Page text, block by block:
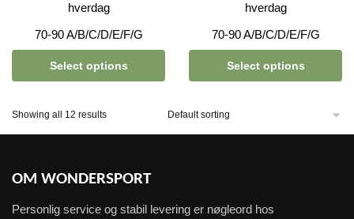
hverdag
70-90 A/B/C/D/E/F/G
Select options
hverdag
70-90 A/B/C/D/E/F/G
Select options
Showing all 12 results
OM WONDERSPORT
Personlig service og stabil levering er nøgleord hos